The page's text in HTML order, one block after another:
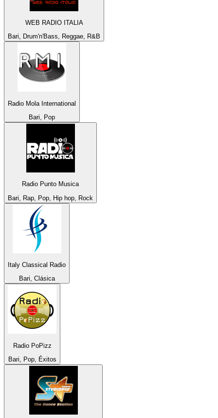
WEB RADIO ITALIA
Bari, Drum'n'Bass, Reggae, R&B
Radio Mola International
Bari, Pop
Radio Punto Musica
Bari, Rap, Pop, Hip hop, Rock
Italy Classical Radio
Bari, Clásica
Radio PoPizz
Bari, Pop, Éxitos